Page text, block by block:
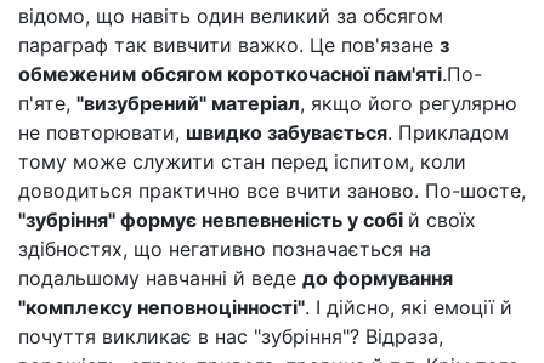
відомо, що навіть один великий за обсягом
параграф так вивчити важко. Це пов'язане з
обмеженим обсягом короткочасної пам'яті.По-
п'яте, "визубрений" матеріал, якщо його регулярно
не повторювати, швидко забувається. Прикладом
тому може служити стан перед іспитом, коли
доводиться практично все вчити заново. По-шосте,
"зубріння" формує невпевненість у собі й своїх
здібностях, що негативно позначається на
подальшому навчанні й веде до формування
"комплексу неповноцінності". І дійсно, які емоції й
почуття викликає в нас "зубріння"? Відраза,